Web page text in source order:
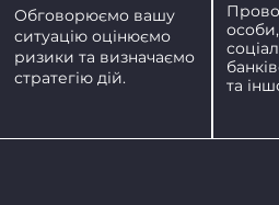
Обговорюємо вашу
ситуацію оцінюємо
ризики та визначаємо
стратегію дій.
та